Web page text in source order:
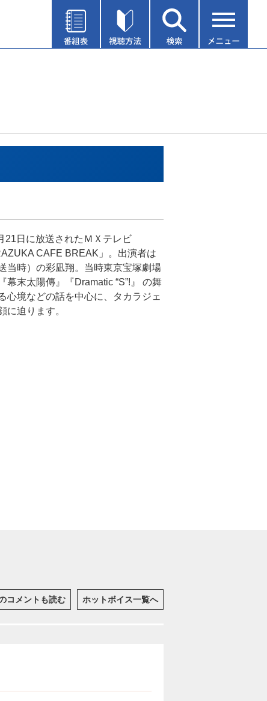
21日に放送されたＭＸテレビ
CAFE BREAK」。出演者は
当時）の彩凪翔。当時東京宝塚劇場
幕末太陽傳』『Dramatic “S”!』 の舞
心境などの話を中心に、タカラジェ
に迫ります。
コメントも読む ホットボイス一覧へ